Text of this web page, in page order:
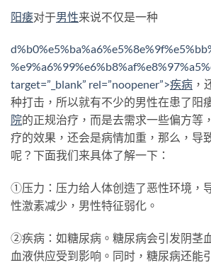
阳痿对于男性来说不仅是一种
target=”_blank” rel=”noopener”>疾病 ，
种打击，所以就有不少的男性在患了阳
院的正规治疗，而是去需求一些偏方等
疗的效果，还会是病情加重，那么，导
呢？下面我们来具体了解一下：
①压力：压力给人体创造了恶性环境，
性激素减少，男性特征弱化。
②疾病：如糖尿病。糖尿病会引发阴茎
血液供应受到影响。同时，糖尿病还能